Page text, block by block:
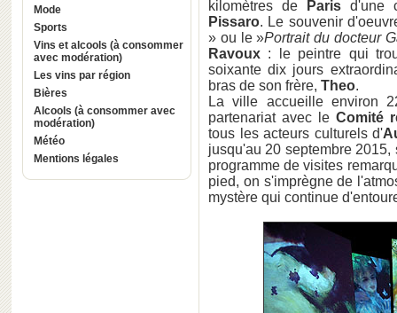
Mode
Sports
Vins et alcools (à consommer
avec modération)
Les vins par région
Bières
Alcools (à consommer avec
modération)
Météo
Mentions légales
kilomètres de
Paris d'une
Pissaro. Le souvenir
» ou le »Portrait du docteur
Ravoux : le peintre qui
soixante dix jours
bras de son frère, Theo.
La ville accueille environ
partenariat avec le Comité
tous les acteurs culturels d'
jusqu'au 20 septembre
programme de visites
pied, on s'imprègne de
mystère qui continue